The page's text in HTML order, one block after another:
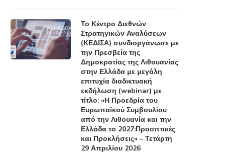
Το Κέντρο Διεθνών
Στρατηγικών Αναλύσεων
(ΚΕΔΙΣΑ) συνδιοργάνωσε με
την Πρεσβεία της
Δημοκρατίας της Λιθουανίας
στην Ελλάδα με μεγάλη
επιτυχία διαδικτυακή
εκδήλωση (webinar) με
τίτλο: «Η Προεδρία του
Ευρωπαϊκού Συμβουλίου
από την Λιθουανία και την
Ελλάδα το 2027:Προοπτικές
και Προκλήσεις» – Τετάρτη
29 Απριλίου 2026